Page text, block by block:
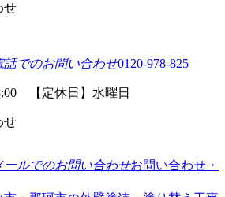
せ
0120-978-825
【定休日】水曜日
せ
お問い合わせ・